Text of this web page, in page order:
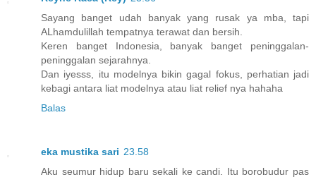
Sayang banget udah banyak yang rusak ya mba, tapi
ALhamdulillah tempatnya terawat dan bersih.
Keren banget Indonesia, banyak banget peninggalan-
peninggalan sejarahnya.
Dan iyesss, itu modelnya bikin gagal fokus, perhatian jadi
kebagi antara liat modelnya atau liat relief nya hahaha
Balas
eka mustika sari 23.58
Aku seumur hidup baru sekali ke candi. Itu borobudur pas